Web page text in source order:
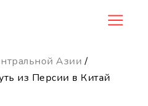
Азии /
из Персии в Китай